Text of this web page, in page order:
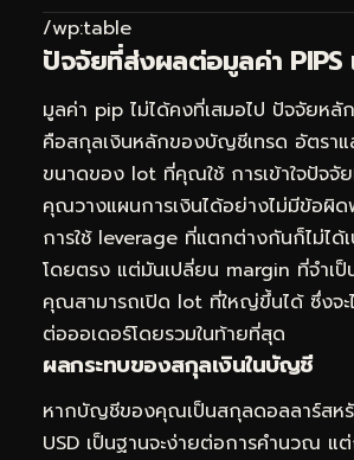
/wp:table
ปัจจัยที่ส่งผลต่อมูลค่า PIPS
มูลค่า pip ไม่ได้คงที่เสมอไป ปัจจัยหลั
คือสกุลเงินหลักของบัญชีเทรด อัตราแ
ขนาดของ lot ที่คุณใช้ การเข้าใจปัจจัย
คุณวางแผนการเงินได้อย่างไม่มีข้อผิ
การใช้ leverage ที่แตกต่างกันก็ไม่ได้
โดยตรง แต่มันเปลี่ยน margin ที่จำเ
คุณสามารถเปิด lot ที่ใหญ่ขึ้นได้ ซึ่งจะ
ต่อออเดอร์โดยรวมในท้ายที่สุด
ผลกระทบของสกุลเงินในบัญชี
หากบัญชีของคุณเป็นสกุลดอลลาร์สห
USD เป็นฐานจะง่ายต่อการคำนวณ แ